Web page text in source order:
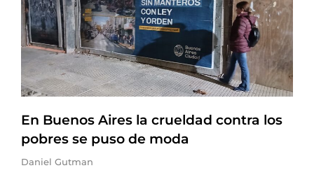
En Buenos Aires la crueldad contra los
pobres se puso de moda
Daniel Gutman